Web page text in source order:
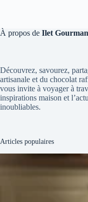
À propos de Ilet
Découvrez, savourez,
artisanale et du chocolat
vous invite à voyager à
inspirations maison et
inoubliables.
Articles populaires